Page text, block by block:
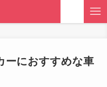
ーにおすすめな車